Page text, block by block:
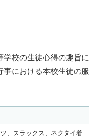
学校の生徒心得の趣旨に
事における本校生徒の服
、スラックス、ネクタイ着